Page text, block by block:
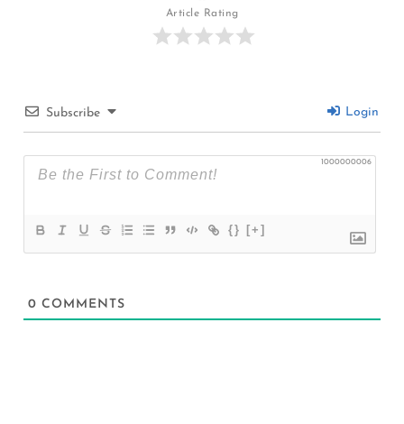
Article Rating
Subscribe Login
1000000006
{} [+]
0 COMMENTS